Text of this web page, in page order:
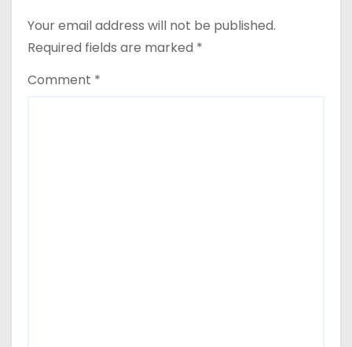
o
n
Your email address will not be published.
Required fields are marked *
Comment *